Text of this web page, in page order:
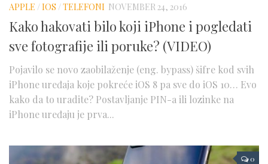
APPLE /IOS /TELEFONI NOVEMBER 24, 2016
Kako hakovati bilo koji iPhone i pogledati
sve fotografije ili poruke? (VIDEO)
Pojavilo se novo zaobilaženje (eng. bypass) šifre kod svih
iPhone uređaja koje pokreće iOS 8 pa sve do iOS 10… Evo
kako da to uradite? Postavljanje PIN-a ili lozinke na
iPhone uređaju je prva...
0